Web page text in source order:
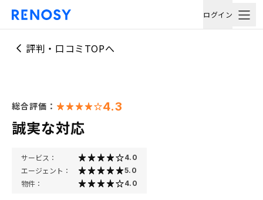
ログイン
評判・口コミTOPへ
総合評価： 4.3
誠実な対応
サービス： 4.0
エージェント： 5.0
物件： 4.0